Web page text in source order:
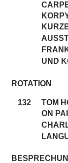
UND
ROTATION
132
TOM
ON